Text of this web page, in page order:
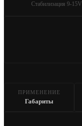
Стабилизация 9-15V
ПРИМЕНЕНИЕ
Габариты